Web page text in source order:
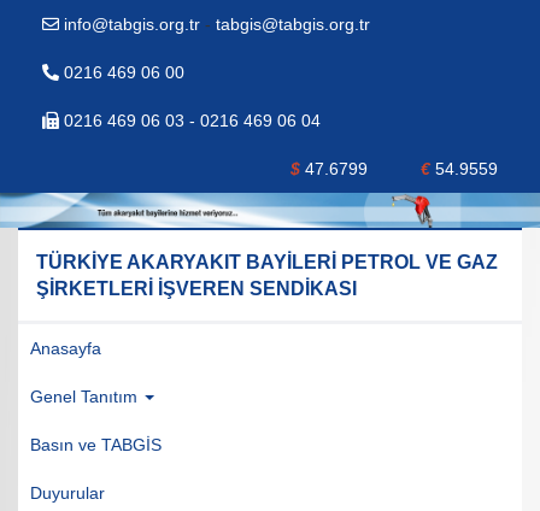
info@tabgis.org.tr - tabgis@tabgis.org.tr
0216 469 06 00
0216 469 06 03 - 0216 469 06 04
$ 47.6799 €54.9559
TÜRKİYE AKARYAKIT BAYİLERİ PETROL VE GAZ
ŞİRKETLERİ İŞVEREN SENDİKASI
Anasayfa
Genel Tanıtım
Basın ve TABGİS
Duyurular